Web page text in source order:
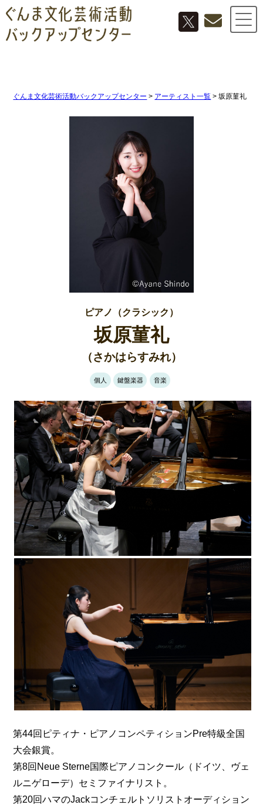
ぐんま文化芸術活動バックアップセンター > アーティスト一覧 >坂原菫礼
ピアノ（クラシック）
坂原菫礼
（さかはらすみれ）
個人 鍵盤楽器 音楽
第44回ピティナ・ピアノコンペティションPre特級全国
大会銀賞。
第8回Neue Sterne国際ピアノコンクール（ドイツ、ヴェ
ルニゲローデ）セミファイナリスト。
第20回ハマのJackコンチェルトソリストオーディション